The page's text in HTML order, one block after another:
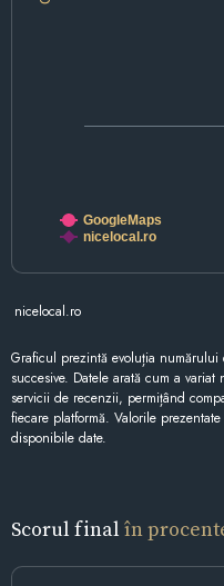
GoogleMaps
nicelocal.ro
nicelocal.ro
Graficul prezintă evoluția
succesive. Datele arată cum a
servicii de recenzii, permițând
fiecare platformă. Valorile
disponibile date.
Scorul final în